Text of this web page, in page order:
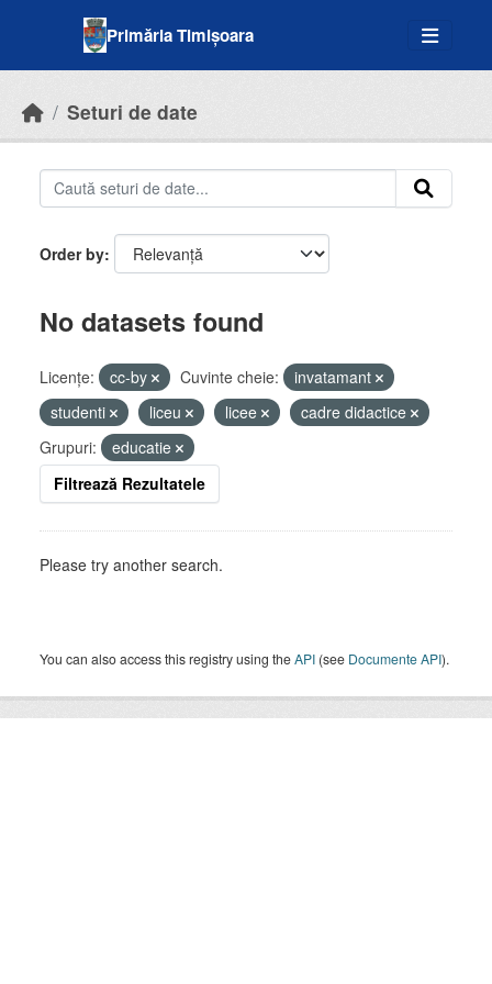
Primăria Timișoara
Seturi de date
Order by
No datasets found
Licenţe: cc-by Cuvinte cheie:
invatamant
studenti
liceu licee
cadre didactice
Grupuri:
educatie
Filtrează Rezultatele
Please try another search.
You can also access this registry using theAPI (see Documente API).